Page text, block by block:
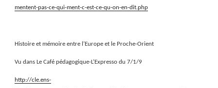
mentent-pas-ce-qui-ment-c-est-ce-qu-on-en-dit.php
Histoire et mémoire entre l’Europe et le Proche-Orient
Vu dans Le Café pédagogique-L’Expresso du 7/1/9
http://cle.ens-